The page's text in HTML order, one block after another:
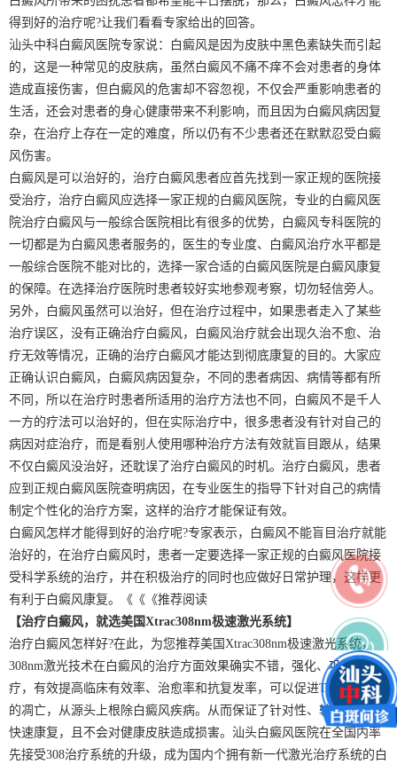
得到好的治疗呢?让我们看看专家给出的回答。
汕头中科白癜风医院专家说：白癜风是因为皮肤中黑色素缺失而引起
的，这是一种常见的皮肤病，虽然白癜风不痛不痒不会对患者的身体
造成直接伤害，但白癜风的危害却不容忽视，不仅会严重影响患者的
生活，还会对患者的身心健康带来不利影响，而且因为白癜风病因复
杂，在治疗上存在一定的难度，所以仍有不少患者还在默默忍受白癜
风伤害。
白癜风是可以治好的，治疗白癜风患者应首先找到一家正规的医院接
受治疗，治疗白癜风应选择一家正规的白癜风医院，专业的白癜风医
院治疗白癜风与一般综合医院相比有很多的优势，白癜风专科医院的
一切都是为白癜风患者服务的，医生的专业度、白癜风治疗水平都是
一般综合医院不能对比的，选择一家合适的白癜风医院是白癜风康复
的保障。在选择治疗医院时患者较好实地参观考察，切勿轻信旁人。
另外，白癜风虽然可以治好，但在治疗过程中，如果患者走入了某些
治疗误区，没有正确治疗白癜风，白癜风治疗就会出现久治不愈、治
疗无效等情况，正确的治疗白癜风才能达到彻底康复的目的。大家应
正确认识白癜风，白癜风病因复杂，不同的患者病因、病情等都有所
不同，所以在治疗时患者所适用的治疗方法也不同，白癜风不是千人
一方的疗法可以治好的，但在实际治疗中，很多患者没有针对自己的
病因对症治疗，而是看别人使用哪种治疗方法有效就盲目跟从，结果
不仅白癜风没治好，还耽误了治疗白癜风的时机。治疗白癜风，患者
应到正规白癜风医院查明病因，在专业医生的指导下针对自己的病情
制定个性化的治疗方案，这样的治疗才能保证有效。
白癜风怎样才能得到好的治疗呢?专家表示，白癜风不能盲目治疗就能
治好的，在治疗白癜风时，患者一定要选择一家正规的白癜风医院接
受科学系统的治疗，并在积极治疗的同时也应做好日常护理，这样更
有利于白癜风康复。《《《推荐阅读
【治疗白癜风，就选美国Xtrac308nm极速激光系统】
治疗白癜风怎样好?在此，为您推荐美国Xtrac308nm极速激光系统，
308nm激光技术在白癜风的治疗方面效果确实不错，强化、巩固治
疗，有效提高临床有效率、治愈率和抗复发率，可以促进T淋巴细胞
的凋亡，从源头上根除白癜风疾病。从而保证了针对性、较短周期内
快速康复，且不会对健康皮肤造成损害。汕头白癜风医院在全国内率
先接受308治疗系统的升级，成为国内个拥有新一代激光治疗系统的白